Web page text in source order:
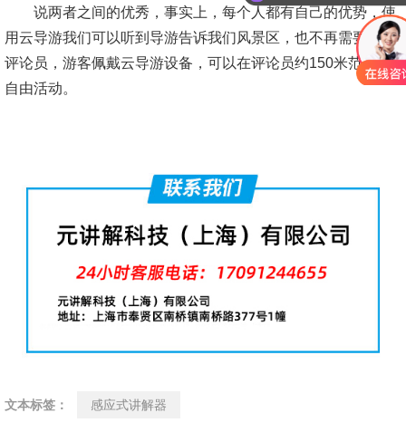
说两者之间的优秀，事实上，每个人都有自己的优势，使
用云导游我们可以听到导游告诉我们风景区，也不再需要跟随
评论员，游客佩戴云导游设备，可以在评论员约150米范围内
自由活动。
文本标签： 感应式讲解器